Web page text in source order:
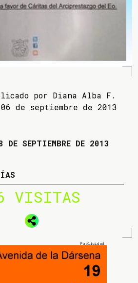
por Diana Alba F.
de septiembre de 2013
SEPTIEMBRE DE 2013
VISITAS